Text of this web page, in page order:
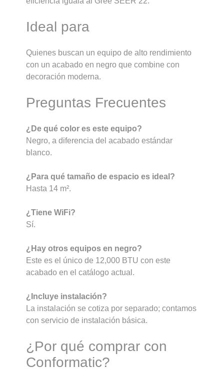
Ideal para
Quienes buscan un equipo de alto rendimiento
con un acabado en negro que combine con
decoración moderna.
Preguntas Frecuentes
¿De qué color es este equipo?
Negro, a diferencia del acabado estándar
blanco.
¿Para qué tamaño de espacio es ideal?
Hasta 14 m².
¿Tiene WiFi?
Sí.
¿Hay otros equipos en negro?
Este es el único de 12,000 BTU con este
acabado en el catálogo actual.
¿Incluye instalación?
La instalación se cotiza por separado; contamos
con servicio de instalación básica.
¿Por qué comprar con
Conformatic?